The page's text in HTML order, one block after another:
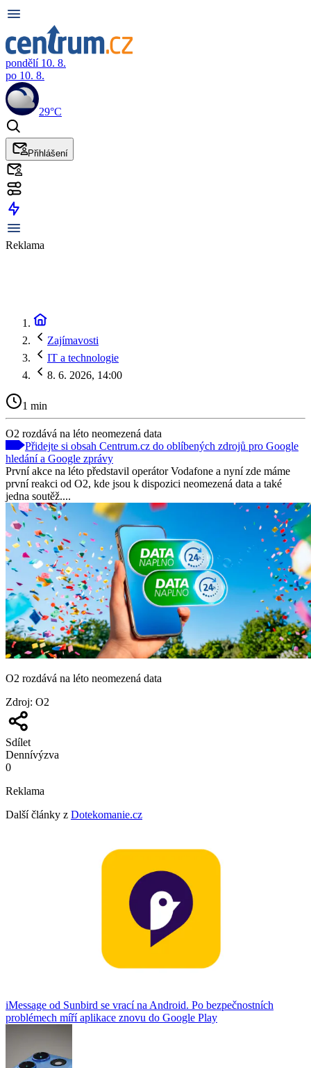
pondělí 10. 8.
po 10. 8.
29°C
Přihlášení
Reklama
Zajímavosti
IT a technologie
8. 6. 2026, 14:00
1 min
O2 rozdává na léto neomezená data
Přidejte si obsah Centrum.cz do oblíbených zdrojů pro Google
hledání a Google zprávy
První akce na léto představil operátor Vodafone a nyní zde máme
první reakci od O2, kde jsou k dispozici neomezená data a také
jedna soutěž....
O2 rozdává na léto neomezená data
Zdroj: O2
Sdílet
Dennívýzva
0
Reklama
Další články z Dotekomanie.cz
iMessage od Sunbird se vrací na Android. Po bezpečnostních
problémech míří aplikace znovu do Google Play